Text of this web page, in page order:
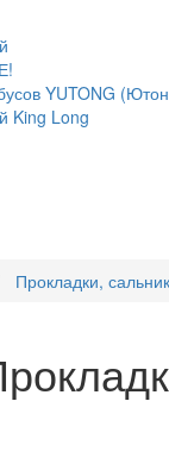
YUTONG
King Long
Прокладки,